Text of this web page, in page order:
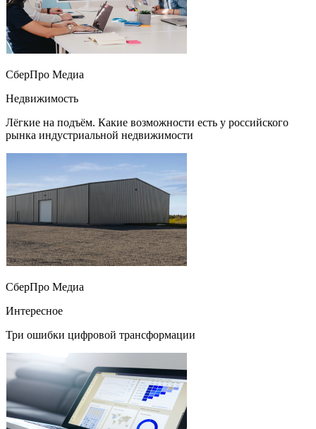
СберПро Медиа
Недвижимость
Лёгкие на подъём. Какие возможности есть у российского
рынка индустриальной недвижимости
СберПро Медиа
Интересное
Три ошибки цифровой трансформации